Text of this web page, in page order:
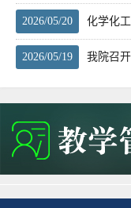
2026/05/20 化学化
2026/05/19 我院召